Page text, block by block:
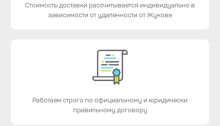
Стоимость доставки рассчитывается индивидуально в
зависимости от удаленности от Жукове
Работаем строго по официальному и юридически
правильному договору